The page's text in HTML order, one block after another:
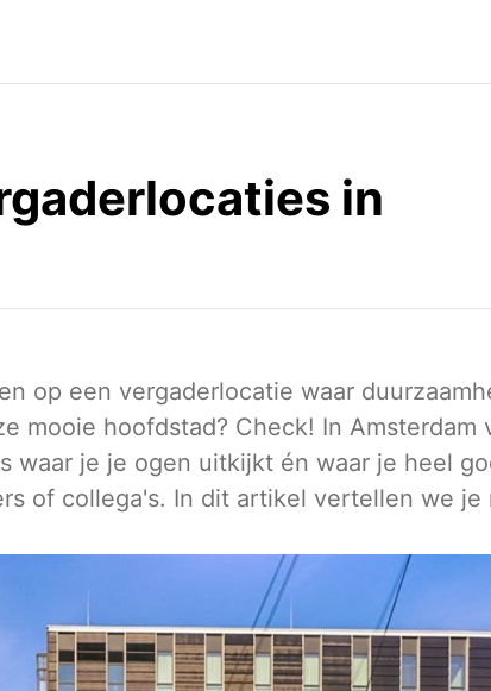
in
op een vergaderlocatie waar
mooie hoofdstad? Check! In
waar je je ogen uitkijkt én waar je heel
of collega's. In dit artikel vertellen we